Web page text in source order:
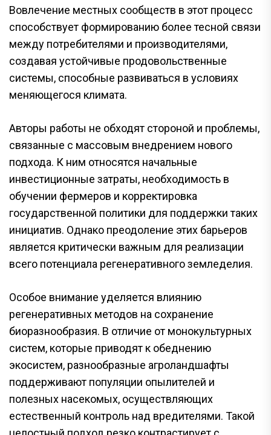
Вовлечение местных сообществ в этот процесс
способствует формированию более тесной связи
между потребителями и производителями,
создавая устойчивые продовольственные
системы, способные развиваться в условиях
меняющегося климата.
Авторы работы не обходят стороной и проблемы,
связанные с массовым внедрением нового
подхода. К ним относятся начальные
инвестиционные затраты, необходимость в
обучении фермеров и корректировка
государственной политики для поддержки таких
инициатив. Однако преодоление этих барьеров
является критически важным для реализации
всего потенциала регенеративного земледелия.
Особое внимание уделяется влиянию
регенеративных методов на сохранение
биоразнообразия. В отличие от монокультурных
систем, которые приводят к обеднению
экосистем, разнообразные агроландшафты
поддерживают популяции опылителей и
полезных насекомых, осуществляющих
естественный контроль над вредителями. Такой